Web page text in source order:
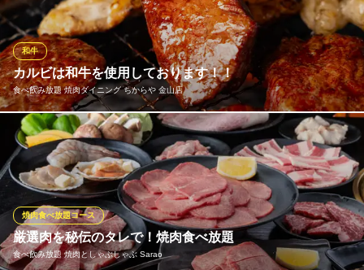
黒毛和牛と牛タン専門 個室居酒屋 Kurosawa 金山駅店
黒毛和牛&銀座牛タン
地下鉄名城・名港線金山駅 徒歩1分
愛知県名古屋市中区金山2-16-16 冨士田ビル5F
カルビは和牛を使用しております！！
食べ飲み放題 焼肉ダイニング ちからや 金山店
和牛
当店では、オーナー自ら目利きした、特上の素材をご提供してお
ります。どうぞ心ゆくまでご堪能ください。
食べ飲み放題 焼肉ダイニング ちからや 金山店
金山 個室 居酒屋
ＪＲ金山駅1番出口 徒歩1分
愛知県名古屋市中区金山4-1-24 金山COSMO BUILD2 5F
厳選肉を秘伝のタレで！焼肉食べ放題
食べ飲み放題 焼肉としゃぶしゃぶ Sarao
焼肉食べ放題コース